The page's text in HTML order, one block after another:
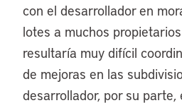
con el desarrollador en
lotes a muchos
resultaría muy difícil
de mejoras en las
desarrollador, por su parte,